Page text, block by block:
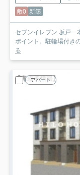
敷0 新築
セブンイレブン 坂戸一
ポイント。駐輪場付き
る
アパート